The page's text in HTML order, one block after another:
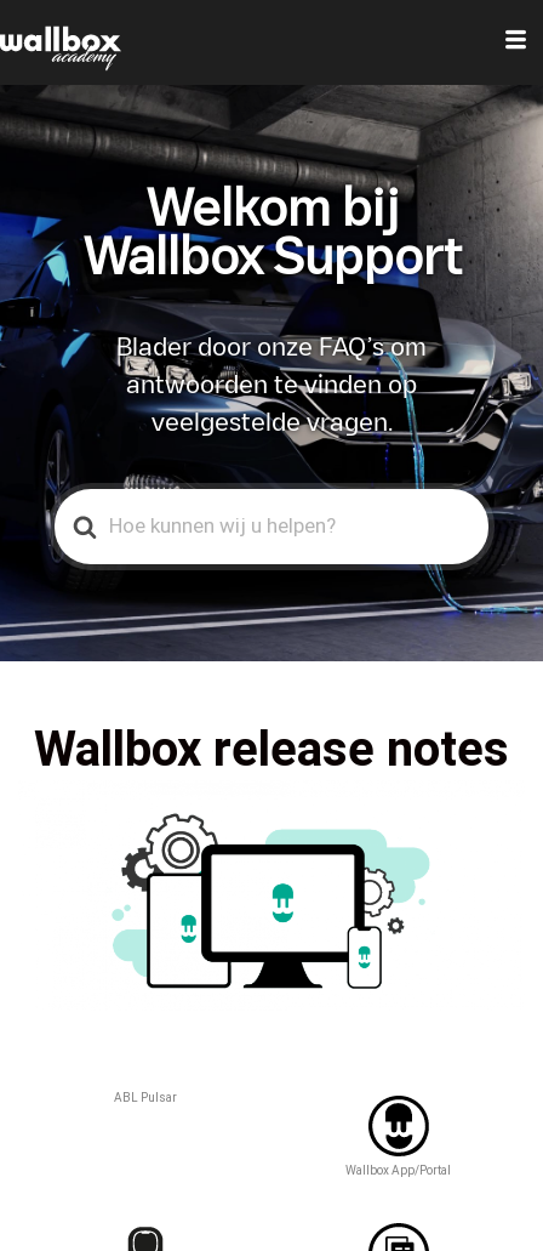
Welkom bij
Wallbox Support
Blader door onze FAQ’s om
antwoorden te vinden op
veelgestelde vragen.
Search
For
Wallbox release notes
ABL Pulsar
Wallbox App/Portal